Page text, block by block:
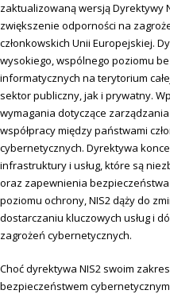
zaktualizowaną wersją Dyrektywy
zwiększenie odporności na
członkowskich Unii Europejskiej.
wysokiego, wspólnego poziomu
informatycznych na terytorium
sektor publiczny, jak i prywatny.
wymagania dotyczące
współpracy między państwami
cybernetycznych. Dyrektywa
infrastruktury i usług, które są
oraz zapewnienia
poziomu ochrony, NIS2 dąży do
dostarczaniu kluczowych usług i
zagrożeń cybernetycznych.
Choć dyrektywa NIS2 swoim
bezpieczeństwem